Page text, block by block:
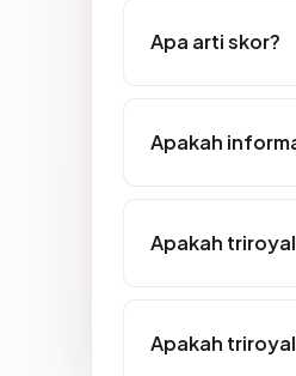
Apa arti skor?
Apakah
Apakah
Apakah